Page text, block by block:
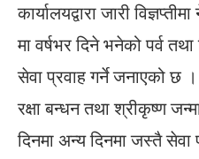
कार्यालयद्वारा जारी
मा वर्षभर दिने भनेको पर्व
सेवा प्रवाह गर्ने जनाएको छ
रक्षा बन्धन तथा श्रीकृष्ण
दिनमा अन्य दिनमा जस्तै सेवा